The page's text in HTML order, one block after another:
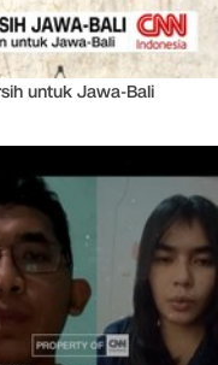
untuk Jawa-Bali